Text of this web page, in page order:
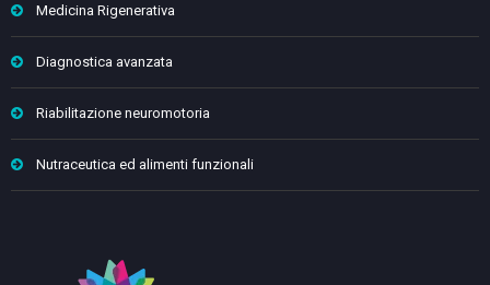
Medicina Rigenerativa
Diagnostica avanzata
Riabilitazione neuromotoria
Nutraceutica ed alimenti funzionali